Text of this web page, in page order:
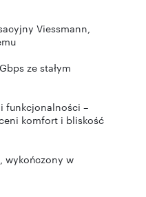
Viessmann,
ze stałym
i funkcjonalności –
komfort i bliskość
wykończony w